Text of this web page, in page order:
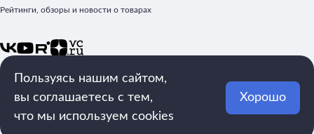
Рейтинги, обзоры и новости о товарах
mega.rating@yandex.ru
Рейтинги
Реклама
Пользуясь нашим сайтом,
вы соглашаетесь с тем,
что мы используем cookies
Хорошо